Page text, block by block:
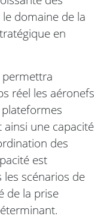
domaine de la
en
permettra
réel les aéronefs
une capacité
des
est
scénarios de
de la prise